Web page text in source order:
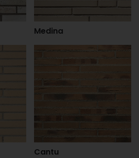
Medina
Cantu